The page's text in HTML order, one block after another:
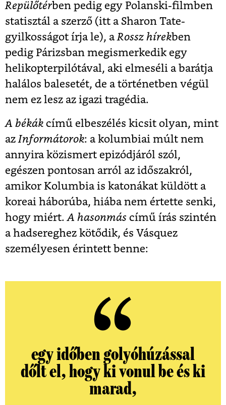
Repülőtérben pedig egy Polanski-filmben
statisztál a szerző (itt a Sharon Tate-
gyilkosságot írja le), aRossz hírekben
pedig Párizsban megismerkedik egy
helikopterpilótával, aki elmeséli a barátja
halálos balesetét, de a történetben végül
nem ez lesz az igazi tragédia.
A békák című elbeszélés kicsit olyan, mint
az Informátorok: a kolumbiai múlt nem
annyira közismert epizódjáról szól,
egészen pontosan arról az időszakról,
amikor Kolumbia is katonákat küldött a
koreai háborúba, hiába nem értette senki,
hogy miért. A hasonmás című írás szintén
a hadsereghez kötődik, és Vásquez
személyesen érintett benne:
egy időben golyóhúzással
dőlt el, hogy ki vonul be és ki
marad,